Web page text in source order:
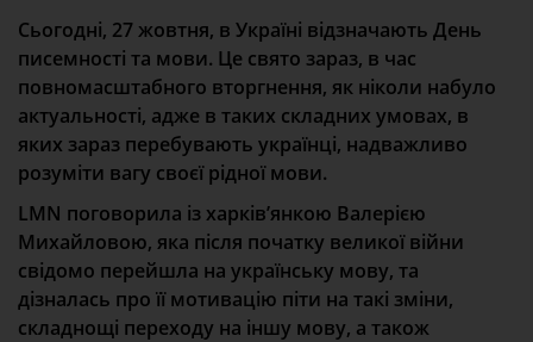
Сьогодні, 27 жовтня, в Україні відзначають День
писемності та мови. Це свято зараз, в час
повномасштабного вторгнення, як ніколи набуло
актуальності, адже в таких складних умовах, в
яких зараз перебувають українці, надважливо
розуміти вагу своєї рідної мови.
LMN поговорила із харків’янкою Валерією
Михайловою, яка після початку великої війни
свідомо перейшла на українську мову, та
дізналась про її мотивацію піти на такі зміни,
складнощі переходу на іншу мову, а також